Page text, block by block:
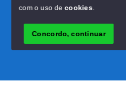
Olá! Estamos
© Copyright 2026 - RW Imóveis -
SITE PARA IMOBILIARIA
com o uso decookies
Concordo, continuar